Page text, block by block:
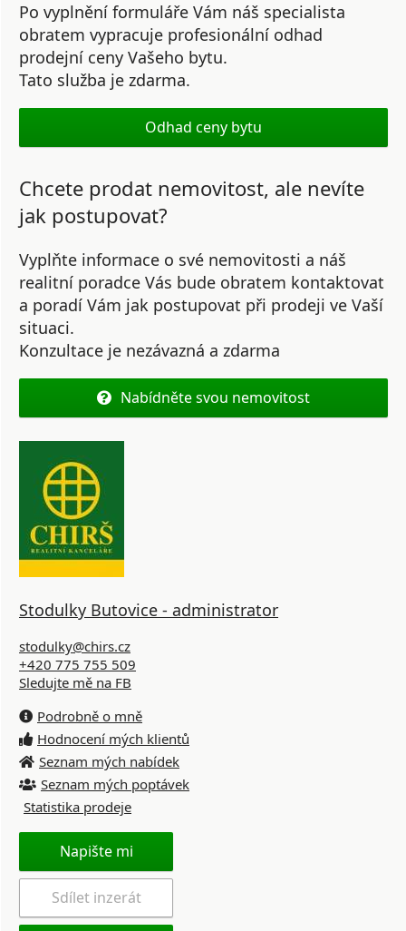
Po vyplnění formuláře Vám náš specialista
obratem vypracuje profesionální odhad
prodejní ceny Vašeho bytu.
Tato služba je zdarma.
Odhad ceny bytu
Chcete prodat nemovitost, ale nevíte
jak postupovat?
Vyplňte informace o své nemovitosti a náš
realitní poradce Vás bude obratem kontaktovat
a poradí Vám jak postupovat při prodeji ve Vaší
situaci.
Konzultace je nezávazná a zdarma
Nabídněte svou nemovitost
Stodulky Butovice - administrator
stodulky@chirs.cz
+420 775 755 509
Sledujte mě na FB
Podrobně o mně
Hodnocení mých klientů
Seznam mých nabídek
Seznam mých poptávek
Statistika prodeje
Napište mi
Sdílet inzerát